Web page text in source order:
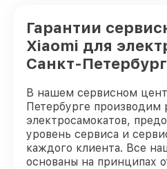
Гарантии
Xiaomi для
Санкт-
В нашем сервисном
Петербурге производим
электросамокатов,
уровень сервиса и
каждого клиента. Все
основаны на принципах